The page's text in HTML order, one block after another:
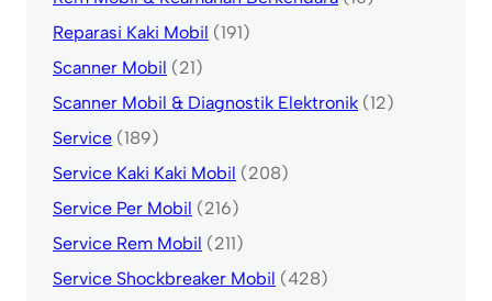
Reparasi Kaki Mobil (191)
Scanner Mobil (21)
Scanner Mobil & Diagnostik Elektronik (12)
Service (189)
Service Kaki Kaki Mobil (208)
Service Per Mobil (216)
Service Rem Mobil (211)
Service Shockbreaker Mobil (428)